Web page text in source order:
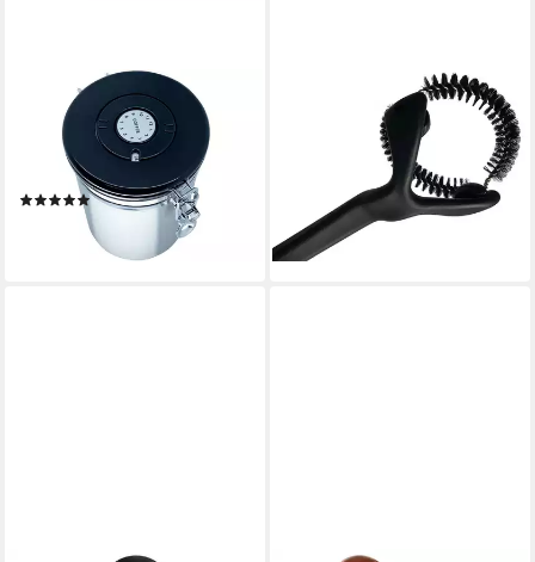
SCARLET ESPRESSO
Kaffeedose, scarlet espresso
Kaffeedose Edelstahl luftdicht
Kaffeebehälter
(3)
ab 15,99 €
lieferbar - in 3-4 Werktagen bei dir
SCARLET ESPRESSO
Reinigungsbürste, scarlet
espresso Gruppenbürste
Reinigungsbürste
12,99 €
lieferbar - in 3-4 Werktagen bei dir